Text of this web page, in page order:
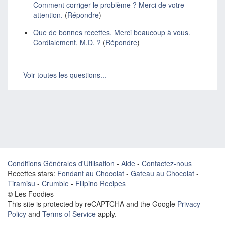
Comment corriger le problème ? Merci de votre
attention. (Répondre)
Que de bonnes recettes. Merci beaucoup à vous.
Cordialement, M.D. ? (Répondre)
Voir toutes les questions...
Conditions Générales d'Utilisation - Aide - Contactez-nous
Recettes stars: Fondant au Chocolat - Gateau au Chocolat -
Tiramisu - Crumble - Filipino Recipes
© Les Foodies
This site is protected by reCAPTCHA and the Google Privacy
Policy and Terms of Service apply.